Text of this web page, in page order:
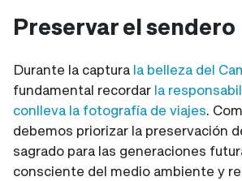
Preservar el sendero
Durante la captura la belleza del
fundamental recordar la
conlleva la fotografía de viajes.
debemos priorizar la preservación
sagrado para las generaciones
consciente del medio ambiente y